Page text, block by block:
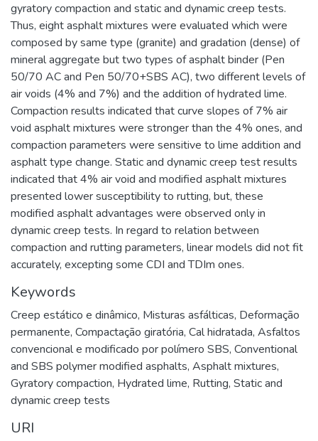
gyratory compaction and static and dynamic creep tests.
Thus, eight asphalt mixtures were evaluated which were
composed by same type (granite) and gradation (dense) of
mineral aggregate but two types of asphalt binder (Pen
50/70 AC and Pen 50/70+SBS AC), two different levels of
air voids (4% and 7%) and the addition of hydrated lime.
Compaction results indicated that curve slopes of 7% air
void asphalt mixtures were stronger than the 4% ones, and
compaction parameters were sensitive to lime addition and
asphalt type change. Static and dynamic creep test results
indicated that 4% air void and modified asphalt mixtures
presented lower susceptibility to rutting, but, these
modified asphalt advantages were observed only in
dynamic creep tests. In regard to relation between
compaction and rutting parameters, linear models did not fit
accurately, excepting some CDI and TDIm ones.
Keywords
Creep estático e dinâmico, Misturas asfálticas, Deformação
permanente, Compactação giratória, Cal hidratada, Asfaltos
convencional e modificado por polímero SBS, Conventional
and SBS polymer modified asphalts, Asphalt mixtures,
Gyratory compaction, Hydrated lime, Rutting, Static and
dynamic creep tests
URI